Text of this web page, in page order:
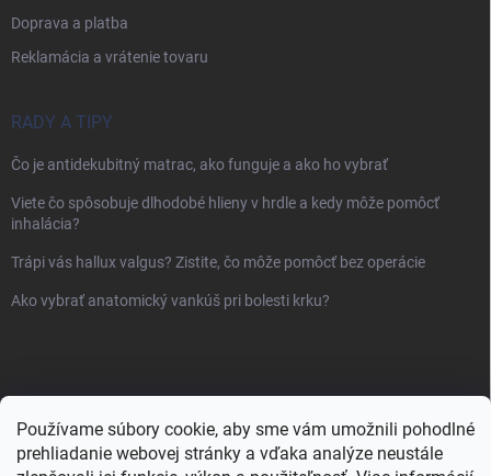
Používame súbory cookie, aby sme vám umožnili pohodlné
prehliadanie webovej stránky a vďaka analýze neustále
Doprava a platba
Reklamácia a vrátenie tovaru
RADY A TIPY
Čo je antidekubitný matrac, ako funguje a ako ho vybrať
Viete čo spôsobuje dlhodobé hlieny v hrdle a kedy môže pomôcť
inhalácia?
Trápi vás hallux valgus? Zistite, čo môže pomôcť bez operácie
Ako vybrať anatomický vankúš pri bolesti krku?